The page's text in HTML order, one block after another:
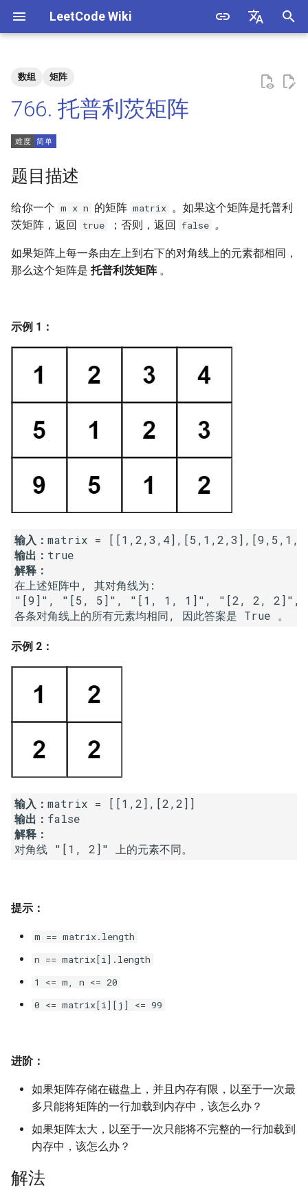
LeetCode Wiki
在
始
化
搜
引
7. 重建二叉树
9. 用两个栈实现队列
10.2. 青蛙跳台阶问题
11. 旋转数组的最小数字
13. 机器人的运动范围
14.2. 剪绳子 II
15. 二进制中 1 的个数
16. 数值的整数次方
17. 打印从 1 到最大的 n 位数
19. 正则表达式匹配
20. 表示数值的字符串
偶数前面
24. 反转链表
25. 合并两个排序的链表
28. 对称的二叉树
29. 顺时针打印矩阵
31. 栈的压入、弹出序列
32.1. 从上到下打印二叉树
32.2. 从上到下打印二叉树 II
32.3. 从上到下打印二叉树 III
33. 二叉搜索树的后序遍历序
数
4. 只出现一次的数字
5. 单词长度的最大乘积
6. 排序数组中两个数字之和
8. 和大于等于 target 的最短子
10. 和为 k 的子数组
12. 左右两边子数组的和相等
13. 二维子矩阵的和
14. 字符串中的变位词
15. 字符串中的所有变位词
符串
17. 含有所有字符的最短字符
20. 回文子字符串的个数
21. 删除链表的倒数第 n 个结
22. 链表中环的入口节点
23. 两个链表的第一个重合节
24. 反转链表
26. 重排链表
27. 回文链表
28. 展平多级双向链表
29. 排序的循环链表
30. 插入、删除和随机访问都
1.5. 一次编辑
1.6. 字符串压缩
1.8. 零矩阵
1.9. 字符串轮转
2.2. 返回倒数第 k 个节点
2.4. 分割链表
2.5. 链表求和
2.6. 回文链表
2.7. 链表相交
3.1. 三合一
3.2. 栈的最小值
3.5. 栈排序
3.6. 动物收容所
4.2. 最小高度树
4.3. 特定深度节点链表
4.5. 合法二叉搜索树
4.9. 二叉搜索树序列
4.10. 检查子树
4.12. 求和路径
数组 矩阵
766. 托普利茨矩阵
题目描述
给你一个 m x n 的矩阵 matrix 。如果这个矩阵是托普利
茨矩阵，返回
true ；否则，返回 false 。
如果矩阵上每一条由左上到右下的对角线上的元素都相同，
那么这个矩阵是 托普利茨矩阵。
示例 1：
输入：
输出：
解释：
在上述矩阵中, 其对角线为:
"[9]", "[5, 5]", "[1, 1, 1]", "[2, 2, 2]",
示例 2：
输入：
输出：
解释：
对角线 "[1, 2]" 上的元素不同。
提示：
m == matrix.length
n == matrix[i].length
1 <= m, n <= 20
0 <= matrix[i][j] <= 99
进阶：
如果矩阵存储在磁盘上，并且内存有限，以至于一次最
多只能将矩阵的一行加载到内存中，该怎么办？
如果矩阵太大，以至于一次只能将不完整的一行加载到
内存中，该怎么办？
解法